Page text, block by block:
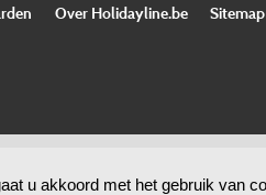
u akkoord met het gebruik van
Over Holidayline.be Sitemap
2026, All rights reserved.Cloud hosting by